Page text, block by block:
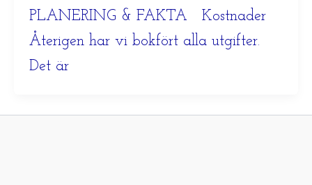
PLANERING & FAKTA Kostnader
Återigen har vi bokfört alla utgifter.
Det är